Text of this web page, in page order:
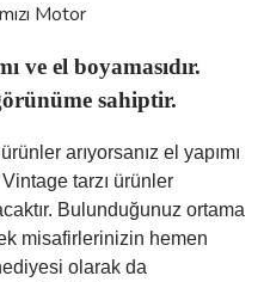
Motor
ve el boyamasıdır.
sahiptir.
arıyorsanız el yapımı
tarzı ürünler
Bulunduğunuz ortama
misafirlerinizin hemen
olarak da